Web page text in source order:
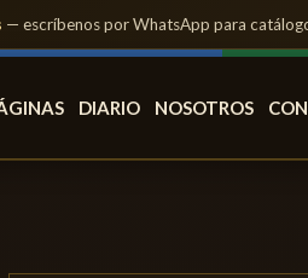
— escríbenos por WhatsApp para
DIARIO NOSOTROS